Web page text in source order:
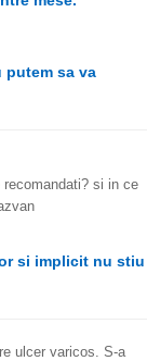
sa va
si in ce
si implicit nu stiu
ulcer varicos. S-a